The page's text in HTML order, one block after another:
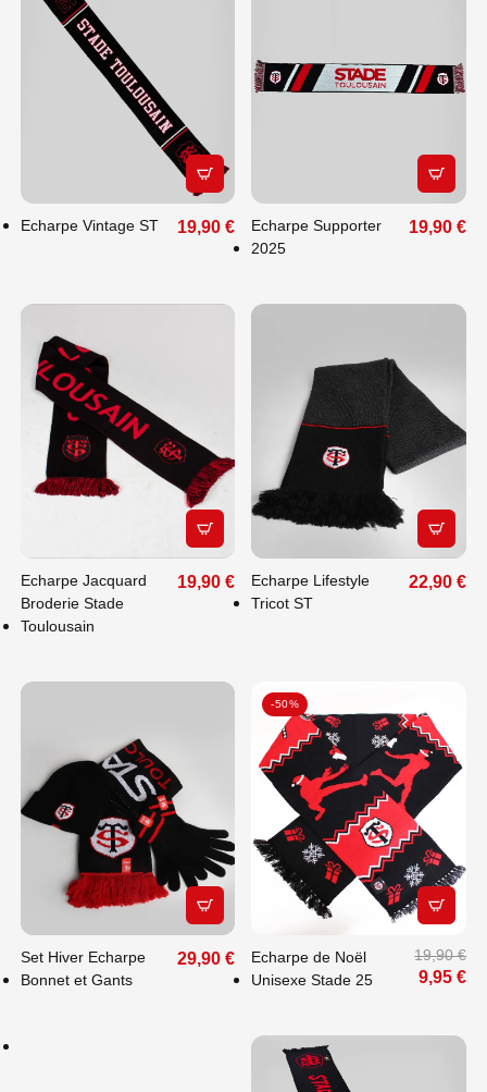
APERÇU RAPIDE
Echarpe Vintage ST 19,90 €
Echarpe Supporter
2025
19,90 €
APERÇU RAPIDE
Echarpe Jacquard
Broderie Stade
Toulousain
19,90 €
Echarpe Lifestyle
Tricot ST
22,90 €
APERÇU RAPIDE
Set Hiver Echarpe
Bonnet et Gants
29,90 €
-50%
Echarpe de Noël
Unisexe Stade 25
19,90 €
9,95 €
À VOS PROCHES
: OFFREZ-LEUR
LE CHOIX